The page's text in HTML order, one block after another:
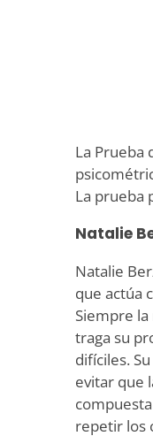
La Prueba
La prueba
Natalie
Natalie
que actúa
Siempre
traga su
difíciles.
evitar que
repetir los